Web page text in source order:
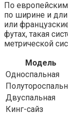
По
по ширине и
или
футах, такая
метрической
Модель
Односпальная
Двуспальная
Кинг-сайз